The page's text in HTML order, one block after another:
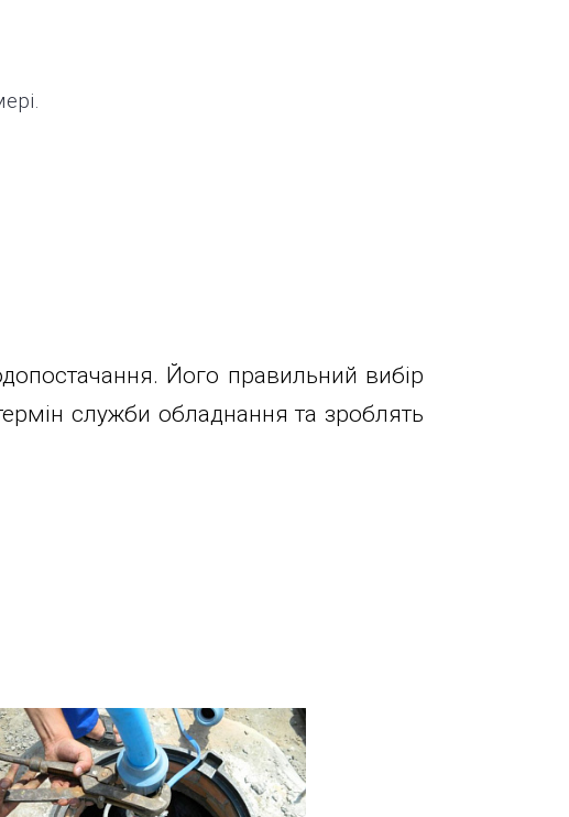
Його правильний вибір
служби обладнання та зроблять